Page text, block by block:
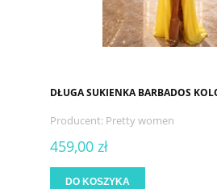
DŁUGA SUKIENKA BARBADOS
Producent: Pretty women
459,00 zł
DO KOSZYKA